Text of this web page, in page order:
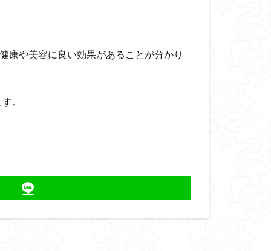
康や美容に良い効果があることが分かり
。